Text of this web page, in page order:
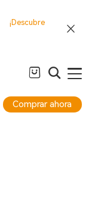
¡Descubre
Comprar ahora